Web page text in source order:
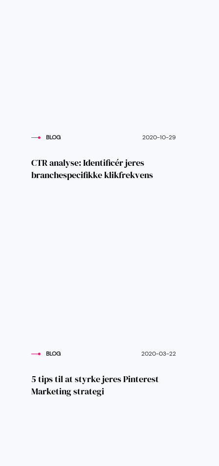
BLOG 2020-10-29
CTR analyse: Identificér jeres
branchespecifikke klikfrekvens
BLOG 2020-03-22
5 tips til at styrke jeres Pinterest
Marketing strategi